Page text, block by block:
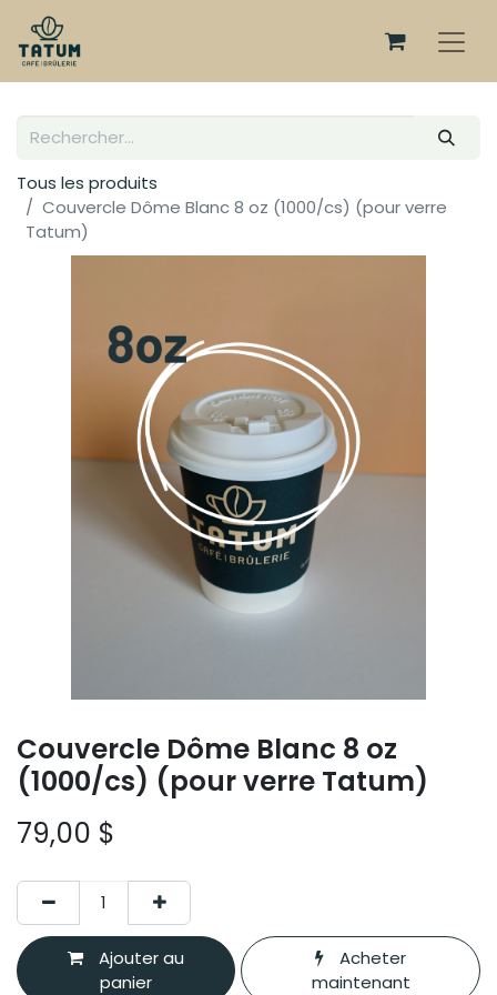
Tous les produits
Couvercle Dôme Blanc 8 oz (1000/cs) (pour verre
Tatum)
Couvercle Dôme Blanc 8 oz
(1000/cs) (pour verre Tatum)
79,00 $
Ajouter au
panier
Acheter
maintenant